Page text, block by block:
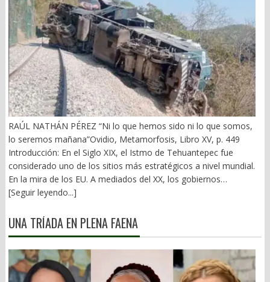
RAÚL NATHÁN PÉREZ “Ni lo que hemos sido ni lo que somos,
lo seremos mañana”Ovidio, Metamorfosis, Libro XV, p. 449
Introducción: En el Siglo XIX, el Istmo de Tehuantepec fue
considerado uno de los sitios más estratégicos a nivel mundial.
En la mira de los EU. A mediados del XX, los gobiernos
emanados del PRI iniciaron una serie de proyectos, todos
Transístmico, Proyecto Alfa-Omega, Plan Puebla-Panamá y
otros. En 2018, la 4T volvió a la carga, considerándolo uno de
por la corrupción y la complicidad. Sobre la vieja vía inaugurada
por el general Porfirio Díaz (1907), se montaron nuevas vías. En
[Seguir leyendo...]
UNA TRÍADA EN PLENA FAENA